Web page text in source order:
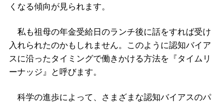
くなる傾向が見られます。
私も祖母の年金受給日のランチ後に話をすれば受け
入れられたのかもしれません。このように認知バイア
スに沿ったタイミングで働きかける方法を『タイムリ
ーナッジ』と呼びます。
科学の進歩によって、さまざまな認知バイアスのパ